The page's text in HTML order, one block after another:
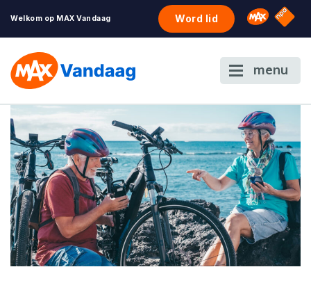
Welkom op MAX Vandaag Word lid Omroep
NPO
menu